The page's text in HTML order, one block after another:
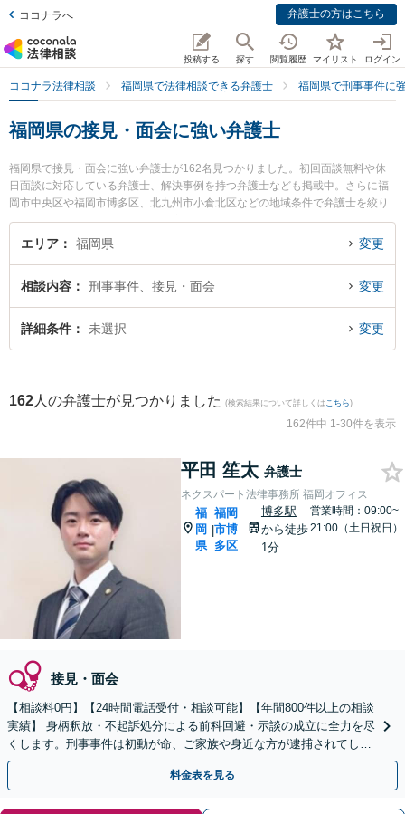
ココナラへ 弁護士の方はこちら
投稿する 探す 閲覧履歴 マイリスト ログイン
ココナラ法律相談 福岡県で法律相談できる弁護士 福岡県で刑事事件に
福岡県の接見・面会に強い弁護士
福岡県で接見・面会に強い弁護士が162名見つかりました。初回面談無料や休
日面談に対応している弁護士、解決事例を持つ弁護士なども掲載中。さらに福
岡市中央区や福岡市博多区、北九州市小倉北区などの地域条件で弁護士を絞り
込めます。刑事事件に関係する加害者側や少年事件、再犯・前科あり等の細か
な分野での絞り込み検索もでき便利です。特にネクスパート法律事務所 福岡オ
れています。『福岡県で土日や夜間に発生した接見・面会のトラブルを今すぐ
に弁護士に相談したい』『接見・面会のトラブル解決の実績豊富な近くの弁護
士を検索したい』『初回相談無料で接見・面会を法律相談できる福岡県内の弁
エリア 福岡県 変更
相談内容 刑事事件、接見・面会 変更
詳細条件 未選択 変更
162 人の弁護士が見つかりました (検索結果について詳しくは こちら)
162件中 1-30件を表示
平田 笙太 弁護士
ネクスパート法律事務所 福岡オフィス
福
岡
県
|
福岡
市博
多区
博多駅
から徒歩
1分
営業時間：09:00~
21:00（土日祝日）
接見・面会
【相談料0円】【24時間電話受付・相談可能】【年間800件以上の相談
実績】 身柄釈放・不起訴処分による前科回避・示談の成立に全力を尽
くします。刑事事件は初動が命、ご家族や身近な方が逮捕されてしま
ったら一刻も早くお電話ください。
料金表を見る